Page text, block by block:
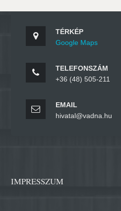
TÉRKÉP
Google Maps
TELEFONSZÁM
+36 (48) 505-211
EMAIL
hivatal@vadna.hu
IMPRESSZUM